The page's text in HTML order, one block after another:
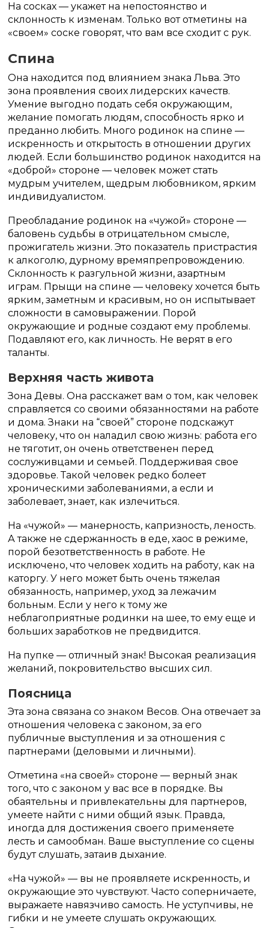
На сосках — укажет на непостоянство и
склонность к изменам. Только вот отметины на
«своем» соске говорят, что вам все сходит с рук.
Спина
Она находится под влиянием знака Льва. Это
зона проявления своих лидерских качеств.
Умение выгодно подать себя окружающим,
желание помогать людям, способность ярко и
преданно любить. Много родинок на спине —
искренность и открытость в отношении других
людей. Если большинство родинок находится на
«доброй» стороне — человек может стать
мудрым учителем, щедрым любовником, ярким
индивидуалистом.
Преобладание родинок на «чужой» стороне —
баловень судьбы в отрицательном смысле,
прожигатель жизни. Это показатель пристрастия
к алкоголю, дурному времяпрепровождению.
Склонность к разгульной жизни, азартным
играм. Прыщи на спине — человеку хочется быть
ярким, заметным и красивым, но он испытывает
сложности в самовыражении. Порой
окружающие и родные создают ему проблемы.
Подавляют его, как личность. Не верят в его
таланты.
Верхняя часть живота
Зона Девы. Она расскажет вам о том, как человек
справляется со своими обязанностями на работе
и дома. Знаки на “своей” стороне подскажут
человеку, что он наладил свою жизнь: работа его
не тяготит, он очень ответственен перед
сослуживцами и семьей. Поддерживая свое
здоровье. Такой человек редко болеет
хроническими заболеваниями, а если и
заболевает, знает, как излечиться.
На «чужой» — манерность, капризность, леность.
А также не сдержанность в еде, хаос в режиме,
порой безответственность в работе. Не
исключено, что человек ходить на работу, как на
каторгу. У него может быть очень тяжелая
обязанность, например, уход за лежачим
больным. Если у него к тому же
неблагоприятные родинки на шее, то ему еще и
больших заработков не предвидится.
На пупке — отличный знак! Высокая реализация
желаний, покровительство высших сил.
Поясница
Эта зона связана со знаком Весов. Она отвечает за
отношения человека с законом, за его
публичные выступления и за отношения с
партнерами (деловыми и личными).
Отметина «на своей» стороне — верный знак
того, что с законом у вас все в порядке. Вы
обаятельны и привлекательны для партнеров,
умеете найти с ними общий язык. Правда,
иногда для достижения своего применяете
лесть и самообман. Ваше выступление со сцены
будут слушать, затаив дыхание.
«На чужой» — вы не проявляете искренность, и
окружающие это чувствуют. Часто соперничаете,
выражаете навязчиво самость. Не уступчивы, не
гибки и не умеете слушать окружающих.